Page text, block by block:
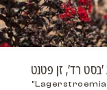
רד', זן פטנט
Lagerstroemia